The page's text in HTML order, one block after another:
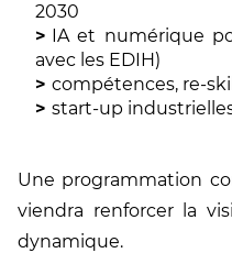
2030
IA et numérique
avec les EDIH)
compétences, re-
start-up
Une programmation
viendra renforcer la
dynamique.